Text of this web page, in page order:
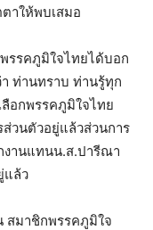
าให้พบเสมอ
รรคภูมิใจไทยได้บอก
ท่านทราบ ท่านรู้ทุก
อกพรรคภูมิใจไทย
วนตัวอยู่แล้วส่วนการ
งานแทนน.ส.ปารีณา
แล้ว
สมาชิกพรรคภูมิใจ